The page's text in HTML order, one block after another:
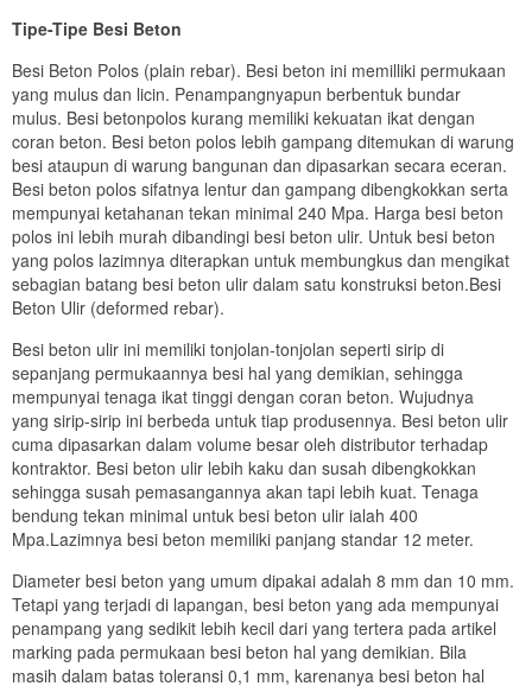
Tipe-Tipe Besi Beton
Besi Beton Polos (plain rebar). Besi beton ini memilliki permukaan
yang mulus dan licin. Penampangnyapun berbentuk bundar
mulus. Besi betonpolos kurang memiliki kekuatan ikat dengan
coran beton. Besi beton polos lebih gampang ditemukan di warung
besi ataupun di warung bangunan dan dipasarkan secara eceran.
Besi beton polos sifatnya lentur dan gampang dibengkokkan serta
mempunyai ketahanan tekan minimal 240 Mpa. Harga besi beton
polos ini lebih murah dibandingi besi beton ulir. Untuk besi beton
yang polos lazimnya diterapkan untuk membungkus dan mengikat
sebagian batang besi beton ulir dalam satu konstruksi beton.Besi
Beton Ulir (deformed rebar).
Besi beton ulir ini memiliki tonjolan-tonjolan seperti sirip di
sepanjang permukaannya besi hal yang demikian, sehingga
mempunyai tenaga ikat tinggi dengan coran beton. Wujudnya
yang sirip-sirip ini berbeda untuk tiap produsennya. Besi beton ulir
cuma dipasarkan dalam volume besar oleh distributor terhadap
kontraktor. Besi beton ulir lebih kaku dan susah dibengkokkan
sehingga susah pemasangannya akan tapi lebih kuat. Tenaga
bendung tekan minimal untuk besi beton ulir ialah 400
Mpa.Lazimnya besi beton memiliki panjang standar 12 meter.
Diameter besi beton yang umum dipakai adalah 8 mm dan 10 mm.
Tetapi yang terjadi di lapangan, besi beton yang ada mempunyai
penampang yang sedikit lebih kecil dari yang tertera pada artikel
marking pada permukaan besi beton hal yang demikian. Bila
masih dalam batas toleransi 0,1 mm, karenanya besi beton hal